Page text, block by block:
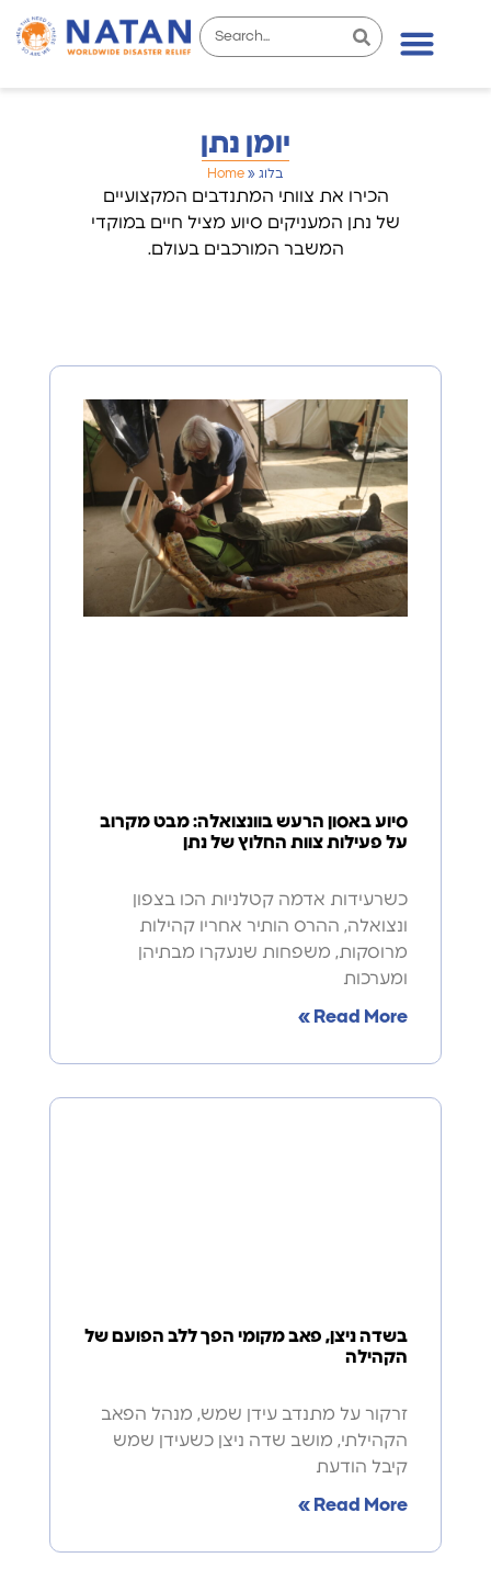
יומן נתן
Home » בלוג
הכירו את צוותי המתנדבים המקצועיים
של נתן המעניקים סיוע מציל חיים במוקדי
המשבר המורכבים בעולם.
סיוע באסון הרעש בוונצואלה: מבט מקרוב
על פעילות צוות החלוץ של נתן
כשרעידות אדמה קטלניות הכו בצפון
ונצואלה, ההרס הותיר אחריו קהילות
מרוסקות, משפחות שנעקרו מבתיהן
ומערכות
Read More »
בשדה ניצן, פאב מקומי הפך ללב הפועם של
הקהילה
זרקור על מתנדב עידן שמש, מנהל הפאב
הקהילתי, מושב שדה ניצן כשעידן שמש
קיבל הודעת
Read More »